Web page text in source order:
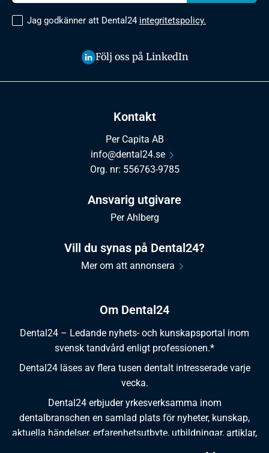
Om Dental24
Dental24 – Ledande nyhets- och kunskapsportal inom
svensk tandvård enligt professionen.*
Dental24 läses av flera tusen dentalt intresserade varje
vecka.
Dental24 erbjuder yrkesverksamma inom
dentalbranschen en samlad plats för nyheter, kunskap,
aktuella händelser, erfarenhetsutbyte, utbildningar, artiklar,
Kontakt
Per Capita AB
info@dental24.se
Org. nr: 556763-9785
Ansvarig utgivare
Per Ahlberg
Vill du synas på Dental24?
Mer om att annonsera
Jag godkänner att Dental24 integritetspolicy.
Följ oss på LinkedIn